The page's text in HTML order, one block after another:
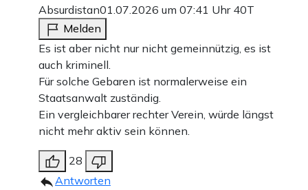
Absurdistan01.07.2026 um 07:41 Uhr 40T
Melden
Es ist aber nicht nur nicht gemeinnützig, es ist
auch kriminell.
Für solche Gebaren ist normalerweise ein
Staatsanwalt zuständig.
Ein vergleichbarer rechter Verein, würde längst
nicht mehr aktiv sein können.
28
Antworten